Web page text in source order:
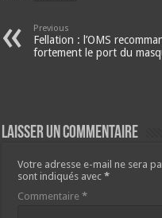
Previous
Fellation : l’OMS
fortement le port du
Laisser un commentaire
Votre adresse e-mail ne sera
sont indiqués avec*
Commentaire*